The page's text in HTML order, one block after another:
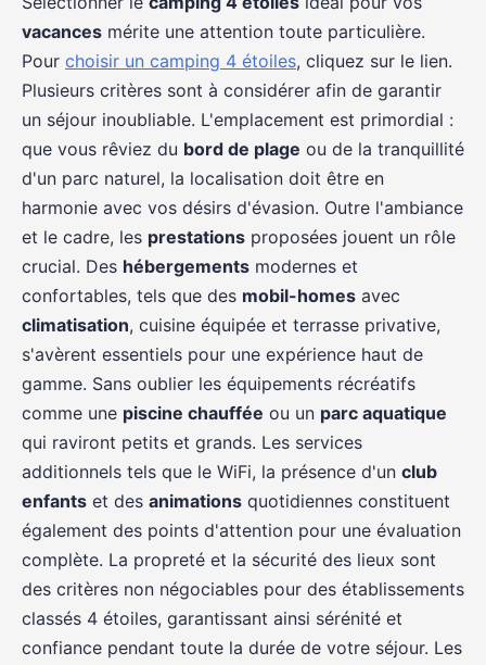
vacances mérite une attention toute particulière.
Pour choisir un camping 4 étoiles, cliquez sur le lien.
Plusieurs critères sont à considérer afin de garantir
un séjour inoubliable. L'emplacement est primordial :
que vous rêviez du bord de plage ou de la tranquillité
d'un parc naturel, la localisation doit être en
harmonie avec vos désirs d'évasion. Outre l'ambiance
et le cadre, les prestations proposées jouent un rôle
crucial. Des hébergements modernes et
confortables, tels que des mobil-homes avec
climatisation, cuisine équipée et terrasse privative,
s'avèrent essentiels pour une expérience haut de
gamme. Sans oublier les équipements récréatifs
comme une piscine chauffée ou un parc aquatique
qui raviront petits et grands. Les services
additionnels tels que le WiFi, la présence d'un club
enfants et des animations quotidiennes constituent
également des points d'attention pour une évaluation
complète. La propreté et la sécurité des lieux sont
des critères non négociables pour des établissements
classés 4 étoiles, garantissant ainsi sérénité et
confiance pendant toute la durée de votre séjour. Les